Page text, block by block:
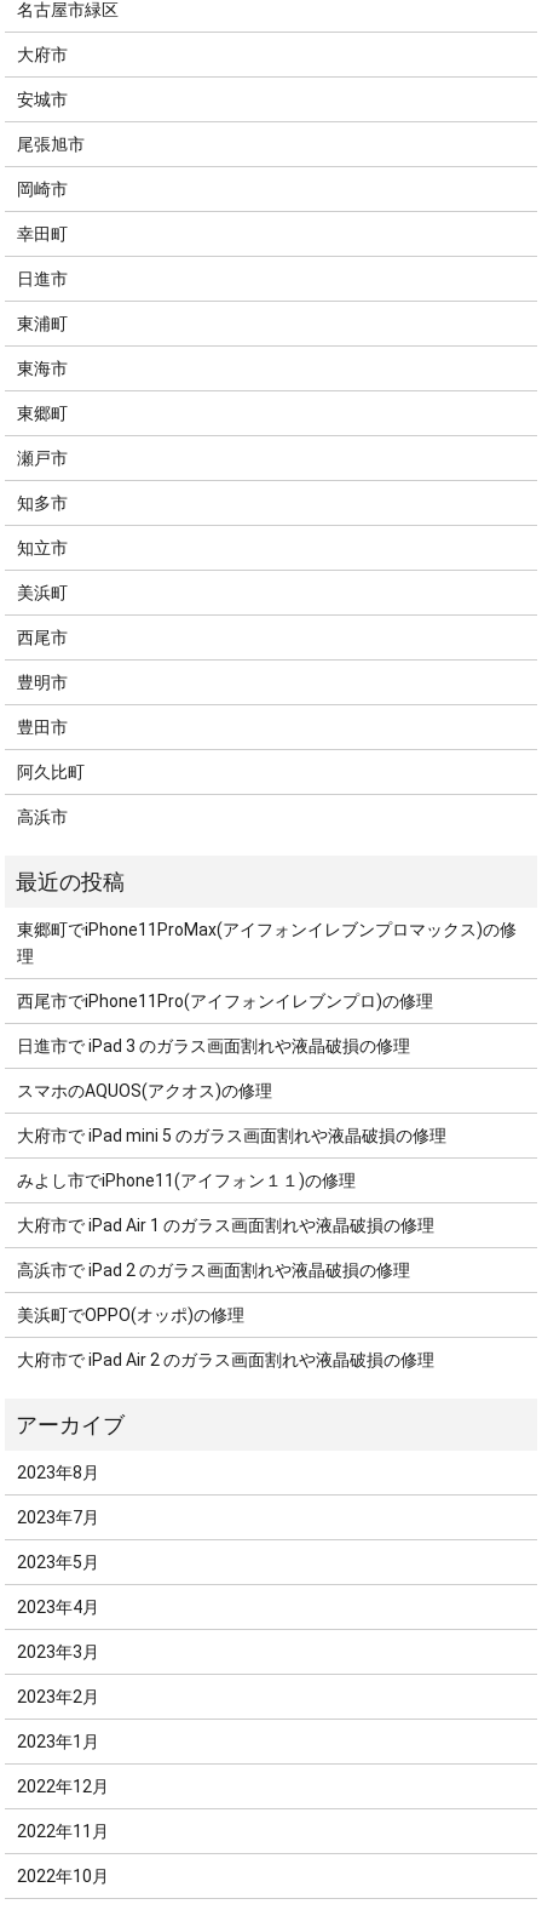
名古屋市緑区
大府市
安城市
尾張旭市
岡崎市
幸田町
日進市
東浦町
東海市
東郷町
瀬戸市
知多市
知立市
美浜町
西尾市
豊明市
豊田市
阿久比町
高浜市
東郷町でiPhone11ProMax(アイフォンイレブンプロマックス)の修
理
西尾市でiPhone11Pro(アイフォンイレブンプロ)の修理
日進市で iPad 3 のガラス画面割れや液晶破損の修理
スマホのAQUOS(アクオス)の修理
大府市で iPad mini 5 のガラス画面割れや液晶破損の修理
みよし市でiPhone11(アイフォン１１)の修理
大府市で iPad Air 1 のガラス画面割れや液晶破損の修理
高浜市で iPad 2 のガラス画面割れや液晶破損の修理
美浜町でOPPO(オッポ)の修理
大府市で iPad Air 2 のガラス画面割れや液晶破損の修理
2023年8月
2023年7月
2023年5月
2023年4月
2023年3月
2023年2月
2023年1月
2022年12月
2022年11月
2022年10月